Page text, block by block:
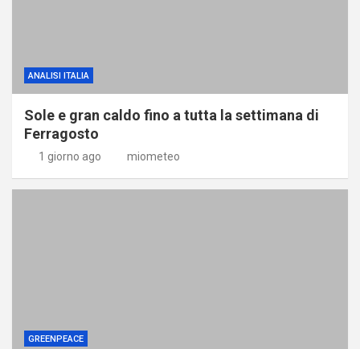
ANALISI ITALIA
Sole e gran caldo fino a tutta la settimana di
Ferragosto
1 giorno ago miometeo
GREENPEACE